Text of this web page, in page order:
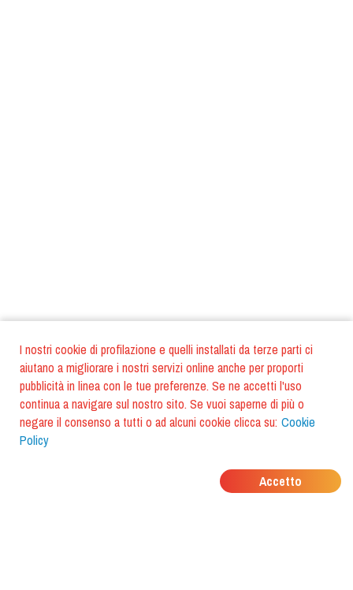
I nostri cookie di profilazione e quelli installati da terze parti ci
aiutano a migliorare i nostri servizi online anche per proporti
pubblicità in linea con le tue preferenze. Se ne accetti l'uso
continua a navigare sul nostro sito. Se vuoi saperne di più o
negare il consenso a tutti o ad alcuni cookie clicca su: Cookie
Policy
Accetto
DOVE MANGIANO I
TUOI AMICI?